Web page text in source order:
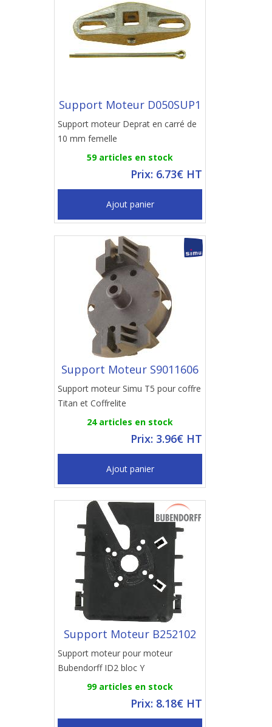
Support Moteur D050SUP1
Support moteur Deprat en carré de
10 mm femelle
59 articles en stock
Prix: 6.73€ HT
Ajout panier
Support Moteur S9011606
Support moteur Simu T5 pour coffre
Titan et Coffrelite
24 articles en stock
Prix: 3.96€ HT
Ajout panier
Support Moteur B252102
Support moteur pour moteur
Bubendorff ID2 bloc Y
99 articles en stock
Prix: 8.18€ HT